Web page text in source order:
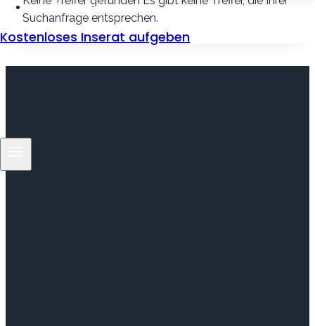
Mein Konto
Kostenloses Inserat aufgeben
Suchanfrage entsprechen.